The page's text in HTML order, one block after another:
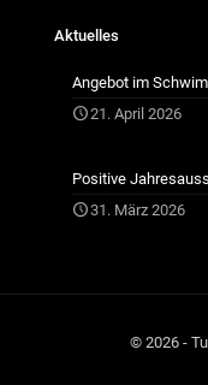
Aktuelles
Angebot im
21. April 2026
Positive
31. März 2026
© 2026 -